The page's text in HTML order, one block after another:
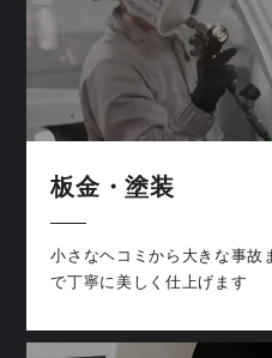
板金・塗装
小さなヘコミから大きな事故
で丁寧に美しく仕上げます